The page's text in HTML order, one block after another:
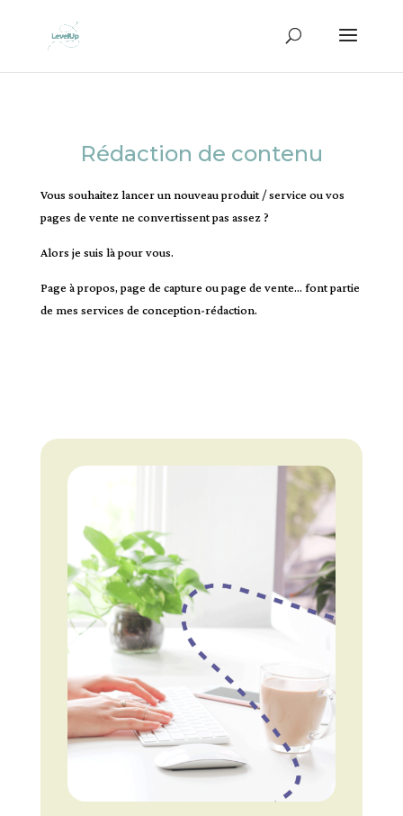
Rédaction de contenu
Vous souhaitez lancer un nouveau produit / service ou vos
pages de vente ne convertissent pas assez ?
Alors je suis là pour vous.
Page à propos, page de capture ou page de vente… font partie
de mes services de conception-rédaction.